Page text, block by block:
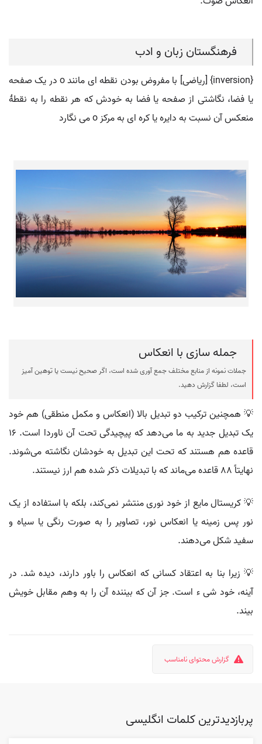
فرهنگستان زبان و ادب
{inversion} [ریاضی] با مفروض بودن نقطه ای مانند o در یک صفحه
یا فضا، نگاشتی از صفحه یا فضا به خودش که هر نقطه را به نقطۀ
منعکس آن نسبت به دایره یا کره ای به مرکز o می نگارد
جمله سازی با انعکاس
جملات نمونه از منابع مختلف جمع آوری شده است، اگر صحیح نیست یا توهین آمیز
است، لطفا گزارش دهید.
💡 همچنین ترکیب دو تبدیل بالا (انعکاس و مکمل منطقی) هم خود
یک تبدیل جدید به ما می‌دهد که پیچیدگی تحت آن ناوردا است. ۱۶
قاعده هم هستند که تحت این تبدیل به خودشان نگاشته می‌شوند.
نهایتاً ۸۸ قاعده می‌ماند که با تبدیلات ذکر شده هم ارز نیستند.
💡 کریستال مایع از خود نوری منتشر نمی‌کند، بلکه با استفاده از یک
نور پس زمینه یا انعکاس نور، تصاویر را به صورت رنگی یا سیاه و
سفید شکل می‌دهند.
💡 زیرا بنا به اعتقاد کسانی که انعکاس را باور دارند، دیده شد. در
آینه، خود شی ء است. جز آن که بیننده آن را به وهم مقابل خویش
بیند.
گزارش محتوای نامناسب
پربازدیدترین کلمات انگلیسی